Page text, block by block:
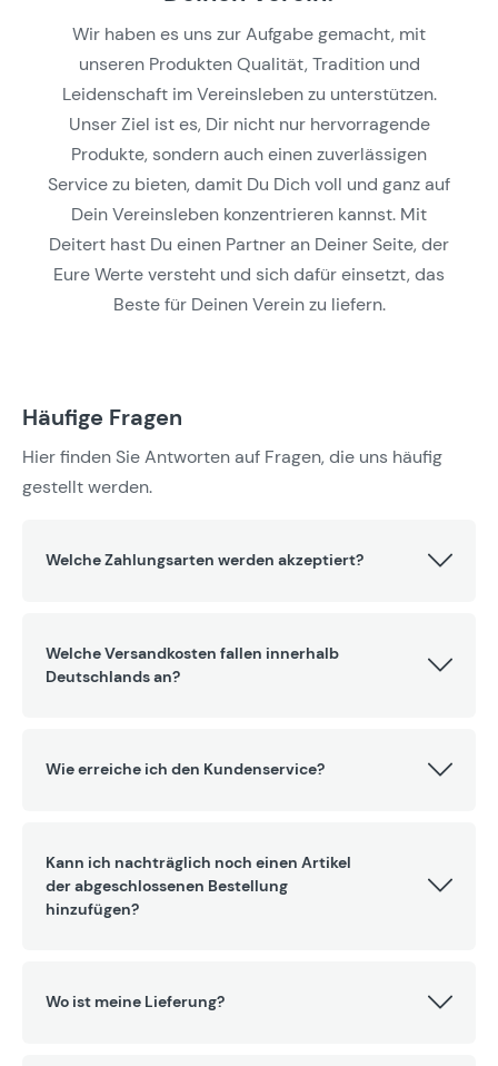
Wir haben es uns zur Aufgabe gemacht, mit
unseren Produkten Qualität, Tradition und
Leidenschaft im Vereinsleben zu unterstützen.
Unser Ziel ist es, Dir nicht nur hervorragende
Produkte, sondern auch einen zuverlässigen
Service zu bieten, damit Du Dich voll und ganz auf
Dein Vereinsleben konzentrieren kannst. Mit
Deitert hast Du einen Partner an Deiner Seite, der
Eure Werte versteht und sich dafür einsetzt, das
Beste für Deinen Verein zu liefern.
Häufige Fragen
Hier finden Sie Antworten auf Fragen, die uns häufig
gestellt werden.
Welche Zahlungsarten werden akzeptiert?
Welche Versandkosten fallen innerhalb
Deutschlands an?
Wie erreiche ich den Kundenservice?
Kann ich nachträglich noch einen Artikel
der abgeschlossenen Bestellung
hinzufügen?
Wo ist meine Lieferung?